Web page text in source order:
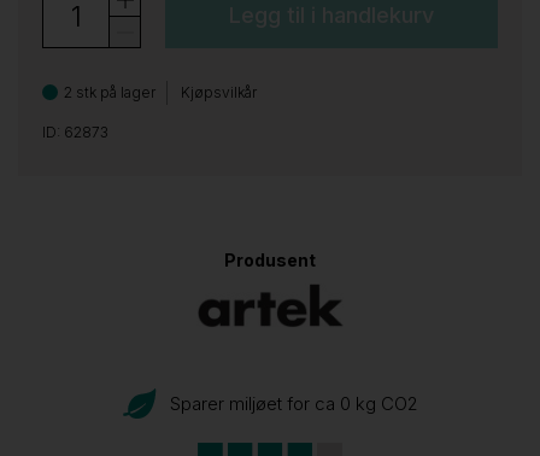
Legg til i handlekurv
2 stk på lager Kjøpsvilkår
ID: 62873
Produsent
Sparer miljøet for ca 0 kg CO2